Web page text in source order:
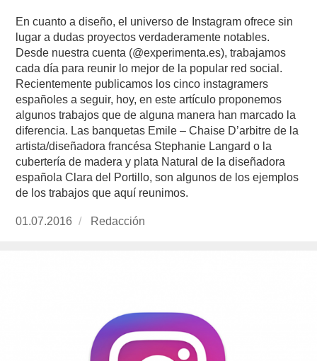
En cuanto a diseño, el universo de Instagram ofrece sin
lugar a dudas proyectos verdaderamente notables.
Desde nuestra cuenta (@experimenta.es), trabajamos
cada día para reunir lo mejor de la popular red social.
Recientemente publicamos los cinco instagramers
españoles a seguir, hoy, en este artículo proponemos
algunos trabajos que de alguna manera han marcado la
diferencia. Las banquetas Emile – Chaise D’arbitre de la
artista/diseñadora francésa Stephanie Langard o la
cubertería de madera y plata Natural de la diseñadora
española Clara del Portillo, son algunos de los ejemplos
de los trabajos que aquí reunimos.
Publicado
01.07.2016 https://www.experimenta.es/author/redaccion/
Redacción